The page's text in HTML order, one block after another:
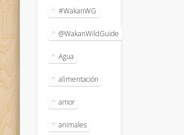
#WakanWG
@WakanWildGuide
Agua
alimentación
amor
animales